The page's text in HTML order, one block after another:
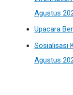
Agustus
Upacara
Sosialisasi
Agustus